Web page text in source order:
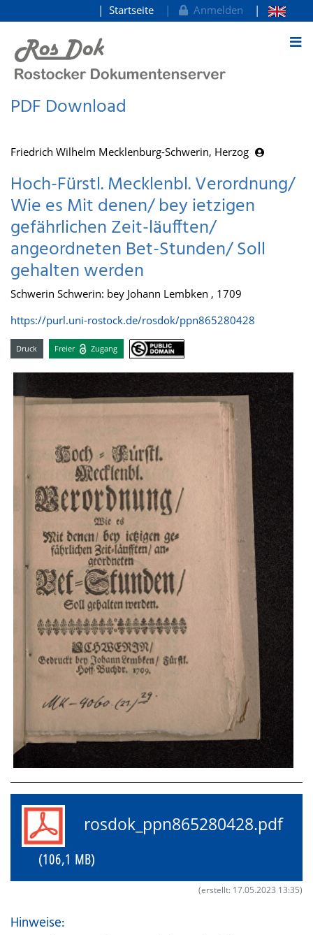
zum Inhalt
Startseite Anmelden
PDF Download
Friedrich Wilhelm Mecklenburg-Schwerin, Herzog
Hoch-Fürstl. Mecklenbl. Verordnung/
Wie es Mit denen/ bey ietzigen
gefährlichen Zeit-läufften/
angeordneten Bet-Stunden/ Soll
gehalten werden
Schwerin Schwerin: bey Johann Lembken , 1709
https://purl.uni-rostock.de/rosdok/ppn865280428
Druck Freier Zugang
rosdok_ppn865280428.pdf
(106,1 MB)
(erstellt: 17.05.2023 13:35)
Hinweise: